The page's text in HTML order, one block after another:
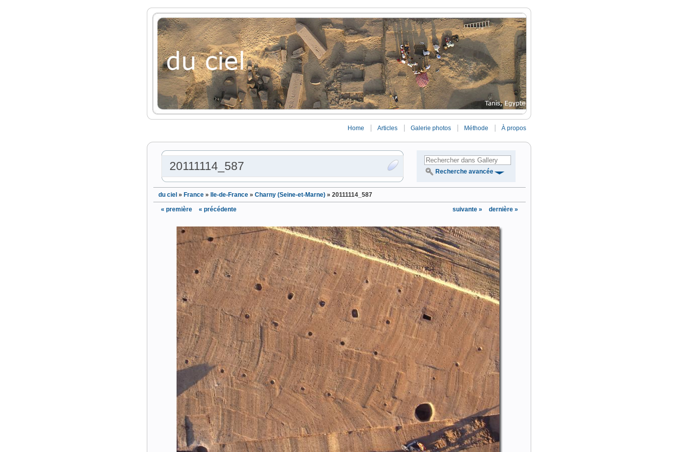
Home Articles Galerie photos Méthode À propos
20111114_587 Recherche avancée
du ciel » France » Ile-de-France » Charny (Seine-et-Marne) » 20111114_587
suivante » dernière »
« première « précédente